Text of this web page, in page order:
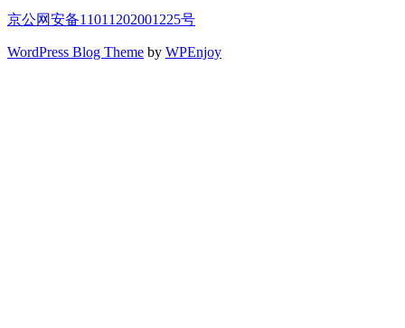
京公网安备11011202001225号
WordPress Blog Theme by WPEnjoy